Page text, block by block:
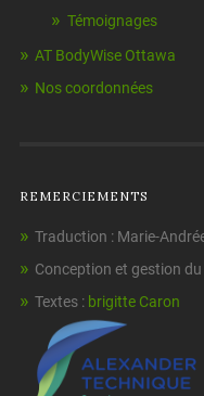
Témoignages
AT BodyWise Ottawa
Nos coordonnées
REMERCIEMENTS
Traduction : Marie-
Conception et gestion du
Textes : brigitte Caron